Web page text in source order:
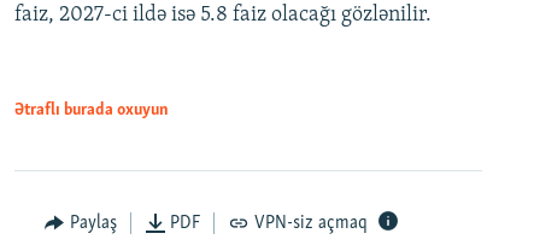
480p
faiz, 2027-ci ildə isə 5.8 faiz olacağı gözlənilir.
Ətraflı burada oxuyun
Paylaş PDF VPN-siz açmaq